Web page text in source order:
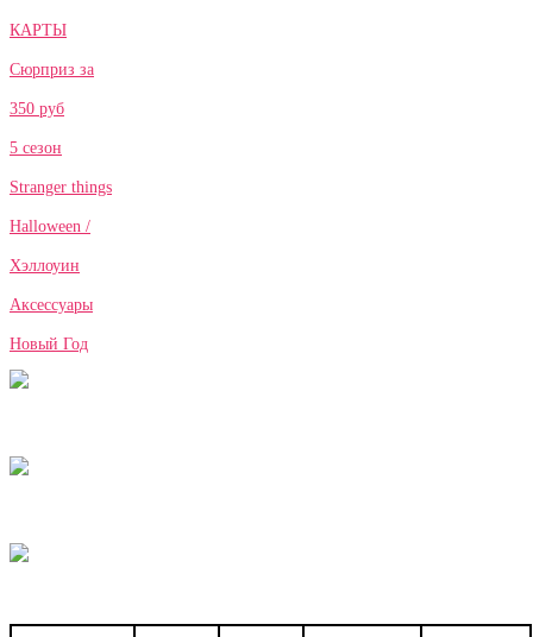
КАРТЫ
Сюрприз за
350 руб
5 сезон
Stranger things
Halloween /
Хэллоуин
Аксессуары
Новый Год